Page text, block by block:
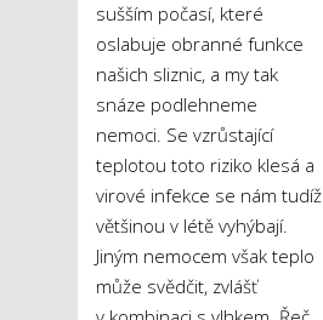
sušším počasí, které
oslabuje obranné funkce
našich sliznic, a my tak
snáze podlehneme
nemoci. Se vzrůstající
teplotou toto riziko klesá a
virové infekce se nám tudíž
většinou v létě vyhýbají.
Jiným nemocem však teplo
může svědčit, zvlášť